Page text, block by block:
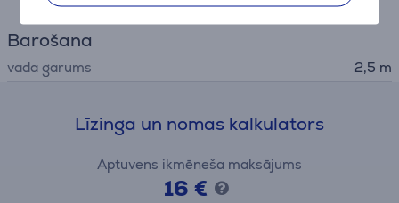
Barošana
vada garums 2,5 m
Līzinga un nomas kalkulators
Aptuvens ikmēneša maksājums
16 €